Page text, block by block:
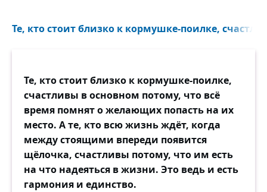
Те, кто стоит близко к кормушке-поилке,
Те, кто стоит близко к кормушке-поилке,
счастливы в основном потому, что всё
время помнят о желающих попасть на их
место. А те, кто всю жизнь ждёт, когда
между стоящими впереди появится
щёлочка, счастливы потому, что им есть
на что надеяться в жизни. Это ведь и есть
гармония и единство.